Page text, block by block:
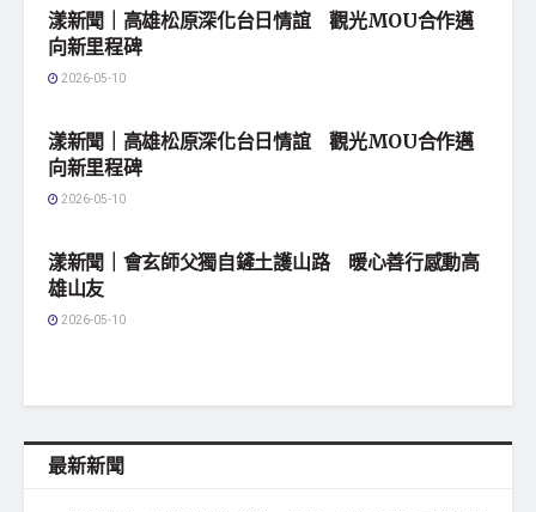
漾新聞｜高雄松原深化台日情誼 觀光MOU合作邁
向新里程碑
2026-05-10
漾新聞｜高雄松原深化台日情誼 觀光MOU合作邁
向新里程碑
2026-05-10
漾新聞｜會玄師父獨自鏟土護山路 暖心善行感動高
雄山友
2026-05-10
最新新聞